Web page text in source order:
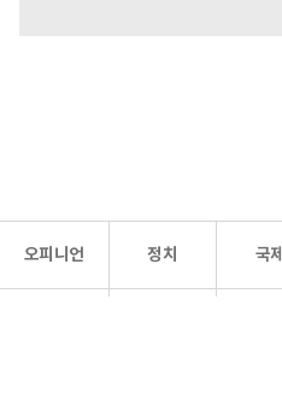
오피니언 정치 국제